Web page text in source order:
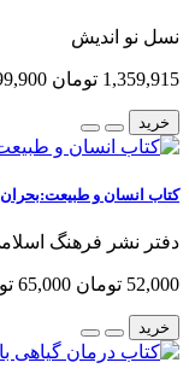
نسل نو اندیش
1,359,915 تومان
خرید
کتاب انسان و
دفتر نشر فرهنگ
52,000 تومان 65,000 تومان
خرید